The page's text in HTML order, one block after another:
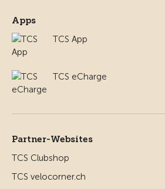
Apps
TCS App
TCS eCharge
Partner-Websites
TCS Clubshop
TCS velocorner.ch